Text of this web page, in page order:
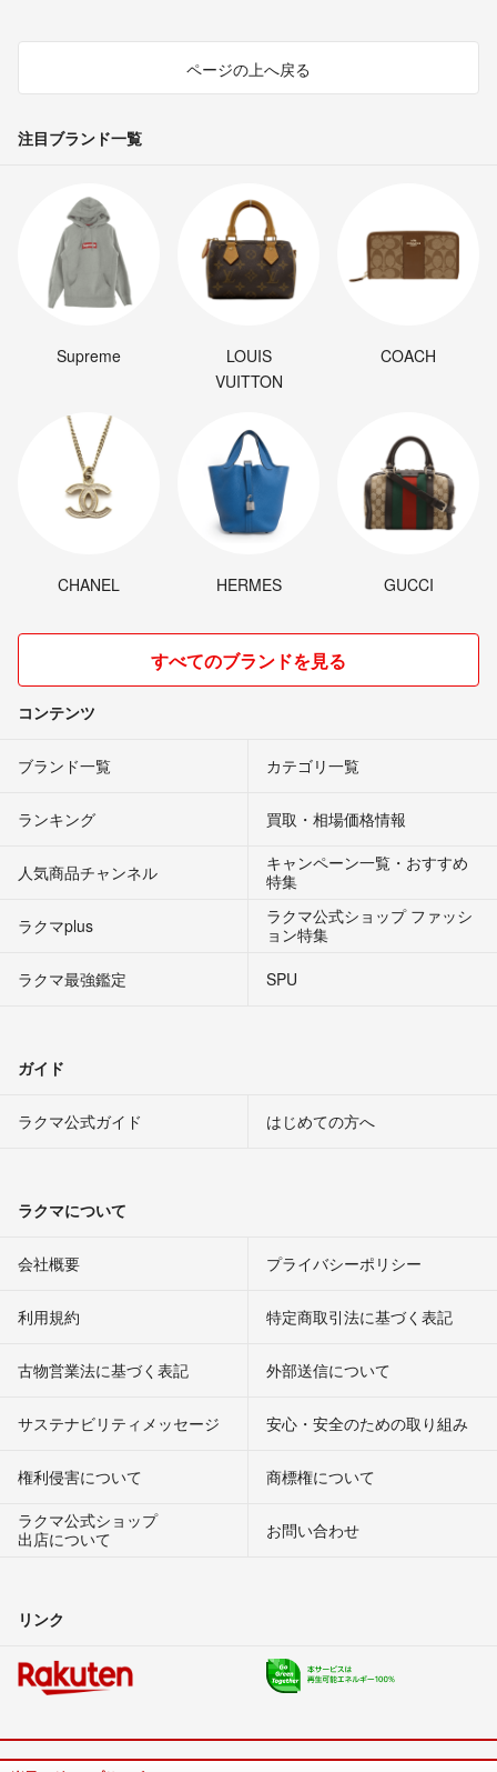
ページの上へ戻る
注目ブランド一覧
Supreme
LOUIS
VUITTON
COACH
CHANEL HERMES GUCCI
すべてのブランドを見る
コンテンツ
ブランド一覧 カテゴリ一覧
ランキング 買取・相場価格情報
人気商品チャンネル
キャンペーン一覧・おすすめ
特集
ラクマplus
ラクマ公式ショップ ファッシ
ョン特集
ラクマ最強鑑定
SPU
ガイド
ラクマ公式ガイド はじめての方へ
ラクマについて
会社概要 プライバシーポリシー
利用規約 特定商取引法に基づく表記
古物営業法に基づく表記 外部送信について
サステナビリティメッセージ 安心・安全のための取り組み
権利侵害について
商標権について
ラクマ公式ショップ
出店について
お問い合わせ
リンク